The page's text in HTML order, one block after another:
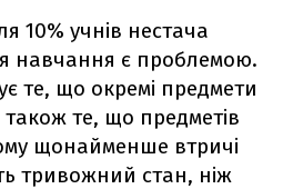
10% учнів нестача
навчання є проблемою.
те, що окремі предмети
те, що предметів
щонайменше втричі
тривожний стан, ніж